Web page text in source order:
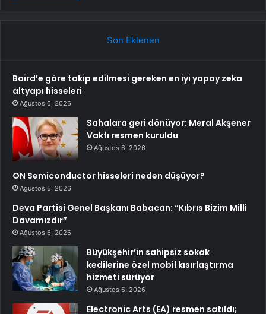
Son Eklenen
Baird’e göre takip edilmesi gereken en iyi yapay zeka
altyapı hisseleri
Ağustos 6, 2026
Sahalara geri dönüyor: Meral Akşener
Vakfı resmen kuruldu
Ağustos 6, 2026
ON Semiconductor hisseleri neden düşüyor?
Ağustos 6, 2026
Deva Partisi Genel Başkanı Babacan: “Kıbrıs Bizim Milli
Davamızdır”
Ağustos 6, 2026
Büyükşehir’in sahipsiz sokak
kedilerine özel mobil kısırlaştırma
hizmeti sürüyor
Ağustos 6, 2026
Electronic Arts (EA) resmen satıldı;